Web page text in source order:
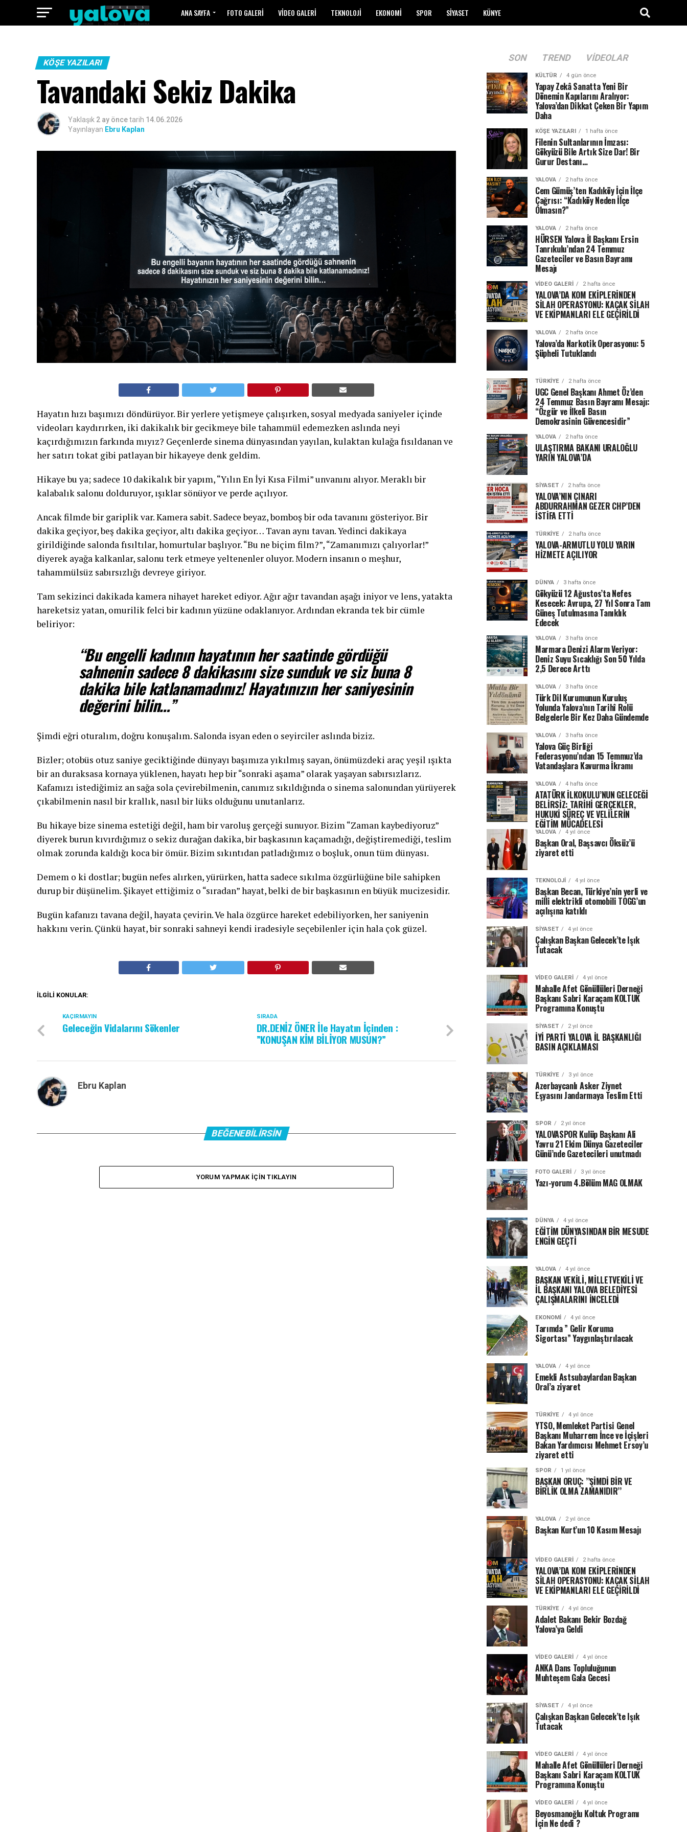
ANA SAYFA FOTO GALERI VIDEO GALERI TEKNOLOJI EKONOMI SPOR SIYASET KÜNYE
KÖŞE YAZILARI
Tavandaki Sekiz Dakika
Yaklaşık 2 ay öncetarih 14.06.2026
Yayınlayan Ebru Kaplan
Hayatın hızı başımızı döndürüyor. Bir yerlere yetişmeye çalışırken, sosyal medyada saniyeler içinde
videoları kaydırırken, iki dakikalık bir gecikmeye bile tahammül edemezken aslında neyi
kaçırdığımızın farkında mıyız? Geçenlerde sinema dünyasından yayılan, kulaktan kulağa fısıldanan ve
her satırı tokat gibi patlayan bir hikayeye denk geldim.
Hikaye bu ya; sadece 10 dakikalık bir yapım, “Yılın En İyi Kısa Filmi” unvanını alıyor. Meraklı bir
kalabalık salonu dolduruyor, ışıklar sönüyor ve perde açılıyor.
Ancak filmde bir gariplik var. Kamera sabit. Sadece beyaz, bomboş bir oda tavanını gösteriyor. Bir
dakika geçiyor, beş dakika geçiyor, altı dakika geçiyor… Tavan aynı tavan. Yedinci dakikaya
girildiğinde salonda fısıltılar, homurtular başlıyor. “Bu ne biçim film?”, “Zamanımızı çalıyorlar!”
diyerek ayağa kalkanlar, salonu terk etmeye yeltenenler oluyor. Modern insanın o meşhur,
tahammülsüz sabırsızlığı devreye giriyor.
Tam sekizinci dakikada kamera nihayet hareket ediyor. Ağır ağır tavandan aşağı iniyor ve lens, yatakta
hareketsiz yatan, omurilik felci bir kadının yüzüne odaklanıyor. Ardından ekranda tek bir cümle
beliriyor:
“Bu engelli kadının hayatının her saatinde gördüğü
sahnenin sadece 8 dakikasını size sunduk ve siz buna 8
dakika bile katlanamadınız! Hayatınızın her saniyesinin
değerini bilin…”
Şimdi eğri oturalım, doğru konuşalım. Salonda isyan eden o seyirciler aslında biziz.
Bizler; otobüs otuz saniye geciktiğinde dünyayı başımıza yıkılmış sayan, önümüzdeki araç yeşil ışıkta
bir an duraksasa kornaya yüklenen, hayatı hep bir “sonraki aşama” olarak yaşayan sabırsızlarız.
Kafamızı istediğimiz an sağa sola çevirebilmenin, canımız sıkıldığında o sinema salonundan yürüyerek
çıkabilmenin nasıl bir krallık, nasıl bir lüks olduğunu unutanlarız.
Bu hikaye bize sinema estetiği değil, ham bir varoluş gerçeği sunuyor. Bizim “Zaman kaybediyoruz”
diyerek burun kıvırdığımız o sekiz durağan dakika, bir başkasının kaçamadığı, değiştiremediği, teslim
olmak zorunda kaldığı koca bir ömür. Bizim sıkıntıdan patladığımız o boşluk, onun tüm dünyası.
Demem o ki dostlar; bugün nefes alırken, yürürken, hatta sadece sıkılma özgürlüğüne bile sahipken
durup bir düşünelim. Şikayet ettiğimiz o “sıradan” hayat, belki de bir başkasının en büyük mucizesidir.
Bugün kafanızı tavana değil, hayata çevirin. Ve hala özgürce hareket edebiliyorken, her saniyenin
hakkını verin. Çünkü hayat, bir sonraki sahneyi kendi iradesiyle seçebilenler için hala çok güzel.
İLGILI KONULAR:
SIRADA
DR.DENİZ ÖNER İle Hayatın İçinden :
”KONUŞAN KİM BİLİYOR MUSUN?”
KAÇIRMAYIN
Geleceğin Vidalarını Sökenler
Ebru Kaplan
BEĞENEBILIRSIN
YORUM YAPMAK IÇIN TIKLAYIN
SON TREND VIDEOLAR
KÜLTÜR 4 gün önce
Yapay Zekâ Sanatta Yeni Bir
Dönemin Kapılarını Aralıyor:
Yalova’dan Dikkat Çeken Bir Yapım
Daha
KÖŞE YAZILARI 1 hafta önce
Filenin Sultanlarının İmzası:
Gökyüzü Bile Artık Size Dar! Bir
Gurur Destanı…
YALOVA 2 hafta önce
Cem Gümüş’ten Kadıköy İçin İlçe
Çağrısı: “Kadıköy Neden İlçe
Olmasın?”
YALOVA 2 hafta önce
HÜRSEN Yalova İl Başkanı Ersin
Tanrıkulu’ndan 24 Temmuz
Gazeteciler ve Basın Bayramı
Mesajı
VIDEO GALERI 2 hafta önce
YALOVA’DA KOM EKİPLERİNDEN
SİLAH OPERASYONU: KAÇAK SİLAH
VE EKİPMANLARI ELE GEÇİRİLDİ
YALOVA 2 hafta önce
Yalova’da Narkotik Operasyonu: 5
Şüpheli Tutuklandı
TÜRKIYE 2 hafta önce
UGC Genel Başkanı Ahmet Öz’den
24 Temmuz Basın Bayramı Mesajı:
“Özgür ve İlkeli Basın
Demokrasinin Güvencesidir”
YALOVA 2 hafta önce
ULAŞTIRMA BAKANI URALOĞLU
YARIN YALOVA’DA
SIYASET 2 hafta önce
YALOVA’NIN ÇINARI
ABDURRAHMAN GEZER CHP’DEN
İSTİFA ETTİ
TÜRKIYE 2 hafta önce
YALOVA-ARMUTLU YOLU YARIN
HİZMETE AÇILIYOR
DÜNYA 3 hafta önce
Gökyüzü 12 Ağustos’ta Nefes
Kesecek: Avrupa, 27 Yıl Sonra Tam
Güneş Tutulmasına Tanıklık
Edecek
YALOVA 3 hafta önce
Marmara Denizi Alarm Veriyor:
Deniz Suyu Sıcaklığı Son 50 Yılda
2,5 Derece Arttı
YALOVA 3 hafta önce
Türk Dil Kurumunun Kuruluş
Yolunda Yalova’nın Tarihî Rolü
Belgelerle Bir Kez Daha Gündemde
YALOVA 3 hafta önce
Yalova Güç Birliği
Federasyonu’ndan 15 Temmuz’da
Vatandaşlara Kavurma İkramı
YALOVA 4 hafta önce
ATATÜRK İLKOKULU’NUN GELECEĞİ
BELİRSİZ: TARİHİ GERÇEKLER,
HUKUKİ SÜREÇ VE VELİLERİN
EĞİTİM MÜCADELESİ
YALOVA 4 yıl önce
Başkan Oral, Başsavcı Öksüz’ü
ziyaret etti
TEKNOLOJI 4 yıl önce
Başkan Becan, Türkiye’nin yerli ve
milli elektrikli otomobili TOGG’un
açılışına katıldı
SIYASET 4 yıl önce
Çalışkan Başkan Gelecek’te Işık
Tutacak
VIDEO GALERI 4 yıl önce
Mahalle Afet Gönüllüleri Derneği
Başkanı Sabri Karaçam KOLTUK
Programına Konuştu
SIYASET 2 yıl önce
İYİ PARTİ YALOVA İL BAŞKANLIĞI
BASIN AÇIKLAMASI
TÜRKIYE 3 yıl önce
Azerbaycanlı Asker Ziynet
Eşyasını Jandarmaya Teslim Etti
SPOR 2 yıl önce
YALOVASPOR Kulüp Başkanı Ali
Yavru 21 Ekim Dünya Gazeteciler
Günü’nde Gazetecileri unutmadı
FOTO GALERI 3 yıl önce
Yazı-yorum 4.Bölüm MAG OLMAK
DÜNYA 4 yıl önce
EĞİTİM DÜNYASINDAN BİR MESUDE
ENGİN GEÇTİ
YALOVA 4 yıl önce
BAŞKAN VEKİLİ, MİLLETVEKİLİ VE
İL BAŞKANI YALOVA BELEDİYESİ
ÇALIŞMALARINI İNCELEDİ
EKONOMI 4 yıl önce
Tarımda ” Gelir Koruma
Sigortası” Yaygınlaştırılacak
YALOVA 4 yıl önce
Emekli Astsubaylardan Başkan
Oral’a ziyaret
TÜRKIYE 4 yıl önce
YTSO, Memleket Partisi Genel
Başkanı Muharrem İnce ve İçişleri
Bakan Yardımcısı Mehmet Ersoy’u
ziyaret etti
SPOR 1 yıl önce
BAŞKAN ORUÇ: ’’ŞİMDİ BİR VE
BİRLİK OLMA ZAMANIDIR’’
YALOVA 2 yıl önce
Başkan Kurt’un 10 Kasım Mesajı
VIDEO GALERI 2 hafta önce
YALOVA’DA KOM EKİPLERİNDEN
SİLAH OPERASYONU: KAÇAK SİLAH
VE EKİPMANLARI ELE GEÇİRİLDİ
TÜRKIYE 4 yıl önce
Adalet Bakanı Bekir Bozdağ
Yalova’ya Geldi
VIDEO GALERI 4 yıl önce
ANKA Dans Topluluğunun
Muhteşem Gala Gecesi
SIYASET 4 yıl önce
Çalışkan Başkan Gelecek’te Işık
Tutacak
VIDEO GALERI 4 yıl önce
Mahalle Afet Gönüllüleri Derneği
Başkanı Sabri Karaçam KOLTUK
Programına Konuştu
VIDEO GALERI 4 yıl önce
Beyosmanoğlu Koltuk Programı
İçin Ne dedi ?